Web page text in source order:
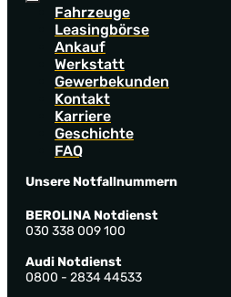
Fahrzeuge
Leasingbörse
Ankauf
Werkstatt
Gewerbekunden
Kontakt
Karriere
Geschichte
FAQ
Unsere Notfallnummern
BEROLINA Notdienst
030 338 009 100
Audi Notdienst
0800 - 2834 44533